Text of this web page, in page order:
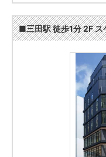
■三田駅 徒歩1分 2F